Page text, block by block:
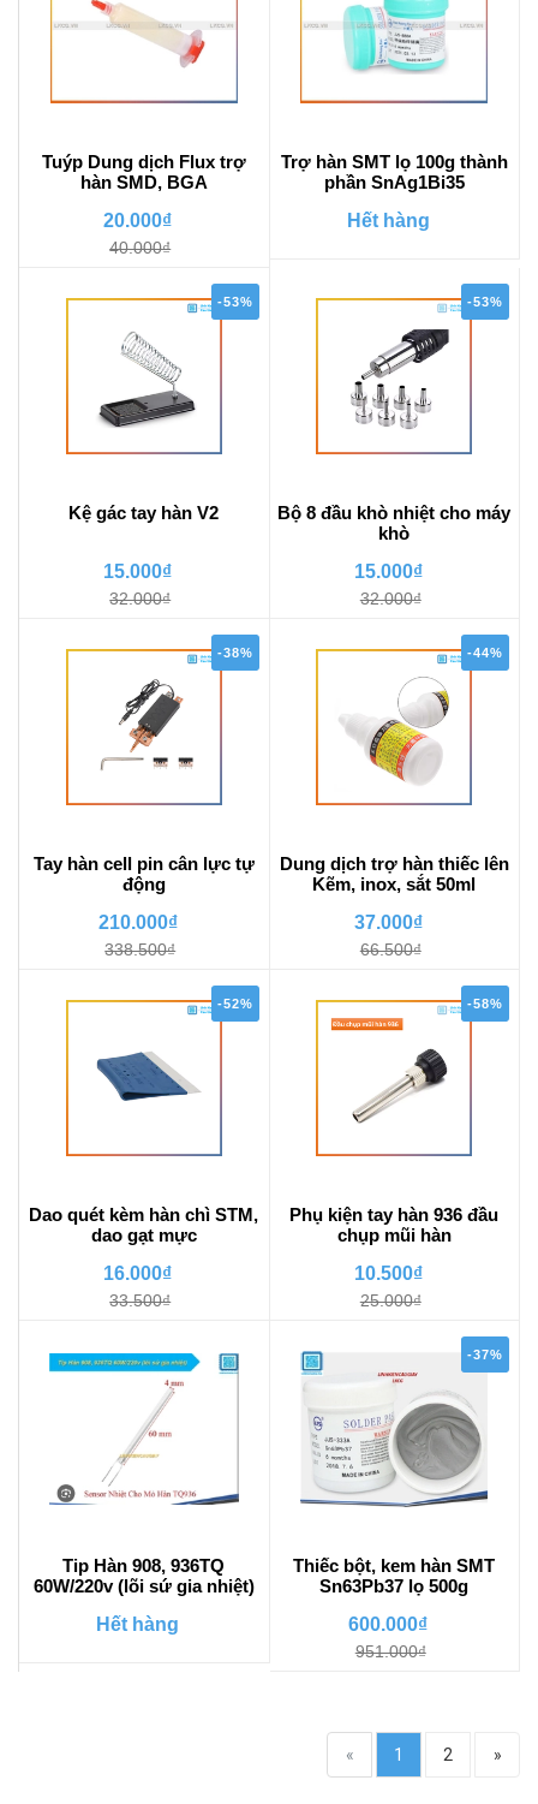
Tuýp Dung dịch Flux trợ
hàn SMD, BGA
20.000₫
40.000₫
Trợ hàn SMT lọ 100g thành
phần SnAg1Bi35
Hết hàng
-53%
Kệ gác tay hàn V2
15.000₫
32.000₫
-53%
Bộ 8 đầu khò nhiệt cho máy
khò
15.000₫
32.000₫
-38%
Tay hàn cell pin cân lực tự
động
210.000₫
338.500₫
-44%
Dung dịch trợ hàn thiếc lên
Kẽm, inox, sắt 50ml
37.000₫
66.500₫
-52%
Dao quét kèm hàn chì STM,
dao gạt mực
16.000₫
33.500₫
-58%
Phụ kiện tay hàn 936 đầu
chụp mũi hàn
10.500₫
25.000₫
Tip Hàn 908, 936TQ
60W/220v (lõi sứ gia nhiệt)
Hết hàng
-37%
Thiếc bột, kem hàn SMT
Sn63Pb37 lọ 500g
600.000₫
951.000₫
« 1 2 »